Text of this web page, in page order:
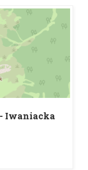
- Iwaniacka